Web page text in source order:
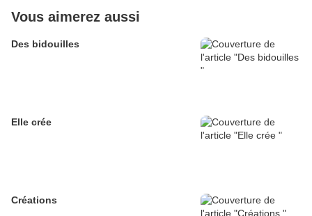
Vous aimerez aussi
Des bidouilles
Elle crée
Créations